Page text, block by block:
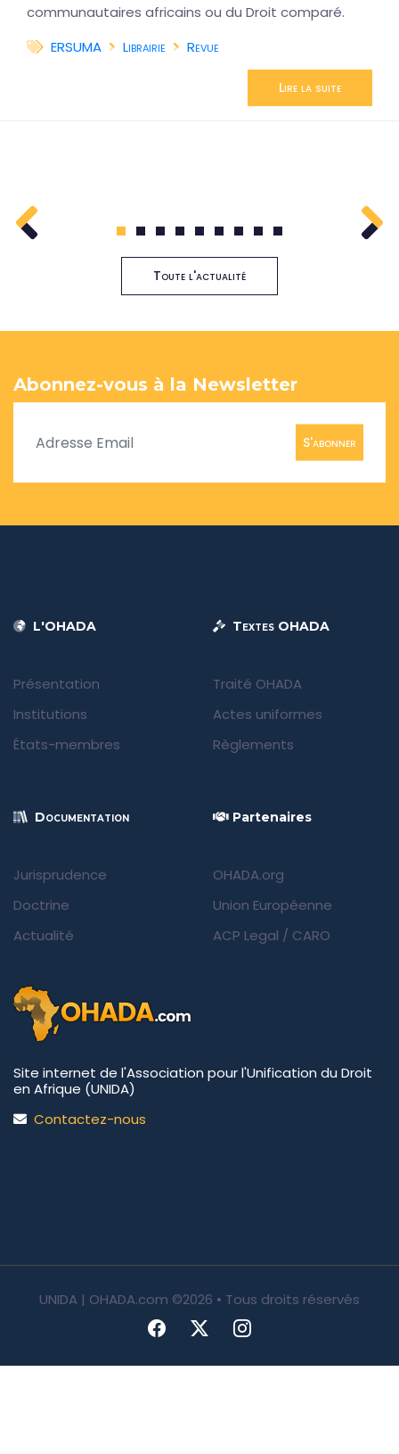
communautaires africains ou du Droit comparé.
ERSUMA
Librairie Revue
Lire la suite
1 2 3 4 5 6 7 8 9
Toute l'actualité
Abonnez-vous à la Newsletter
S'abonner
L'OHADA
Présentation
Institutions
États-membres
Textes OHADA
Traité OHADA
Actes uniformes
Règlements
Documentation
Jurisprudence
Doctrine
Actualité
Partenaires
OHADA.org
Union Européenne
ACP Legal / CARO
Site internet de l'Association pour l'Unification du Droit
en Afrique (UNIDA)
Contactez-nous
UNIDA | OHADA.com ©2026 • Tous droits réservés